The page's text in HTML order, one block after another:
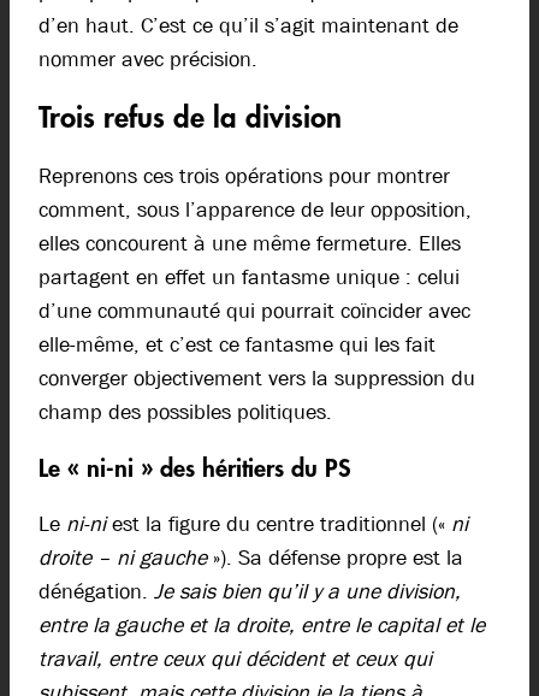
d’en haut. C’est ce qu’il s’agit maintenant de
nommer avec précision.
Trois refus de la division
Reprenons ces trois opérations pour montrer
comment, sous l’apparence de leur opposition,
elles concourent à une même fermeture. Elles
partagent en effet un fantasme unique : celui
d’une communauté qui pourrait coïncider avec
elle-même, et c’est ce fantasme qui les fait
converger objectivement vers la suppression du
champ des possibles politiques.
Le « ni-ni » des héritiers du PS
Le ni-niest la figure du centre traditionnel (« ni
droite – ni gauche »). Sa défense propre est la
dénégation. Je sais bien qu’il y a une division,
entre la gauche et la droite, entre le capital et le
travail, entre ceux qui décident et ceux qui